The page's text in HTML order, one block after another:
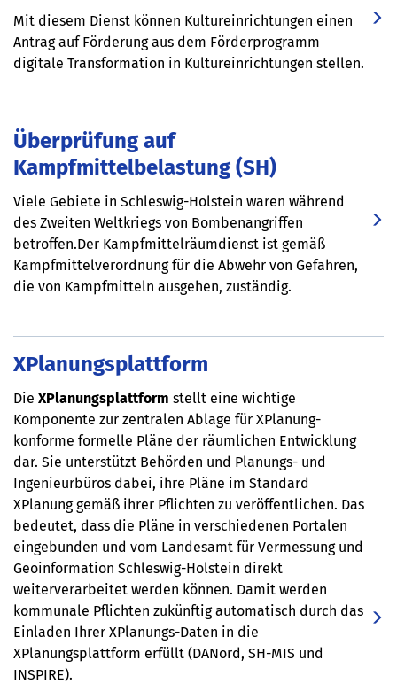
Mit diesem Dienst können Kultureinrichtungen einen
Antrag auf Förderung aus dem Förderprogramm
digitale Transformation in Kultureinrichtungen stellen.
Überprüfung auf
Kampfmittelbelastung (SH)
Viele Gebiete in Schleswig-Holstein waren während
des Zweiten Weltkriegs von Bombenangriffen
betroffen.Der Kampfmittelräumdienst ist gemäß
Kampfmittelverordnung für die Abwehr von Gefahren,
die von Kampfmitteln ausgehen, zuständig.
XPlanungsplattform
Die XPlanungsplattform stellt eine wichtige
Komponente zur zentralen Ablage für XPlanung-
konforme formelle Pläne der räumlichen Entwicklung
dar. Sie unterstützt Behörden und Planungs- und
Ingenieurbüros dabei, ihre Pläne im Standard
XPlanung gemäß ihrer Pflichten zu veröffentlichen. Das
bedeutet, dass die Pläne in verschiedenen Portalen
eingebunden und vom Landesamt für Vermessung und
Geoinformation Schleswig-Holstein direkt
weiterverarbeitet werden können. Damit werden
kommunale Pflichten zukünftig automatisch durch das
Einladen Ihrer XPlanungs-Daten in die
XPlanungsplattform erfüllt (DANord, SH-MIS und
INSPIRE).